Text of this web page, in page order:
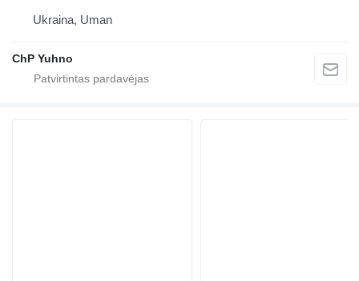
Ukraina, Uman
ChP Yuhno